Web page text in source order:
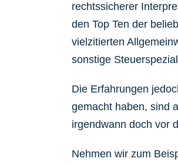
rechtssicherer
den Top Ten der
vielzitierten
sonstige
Die Erfahrungen
gemacht haben, sind
irgendwann doch vor
Nehmen wir zum